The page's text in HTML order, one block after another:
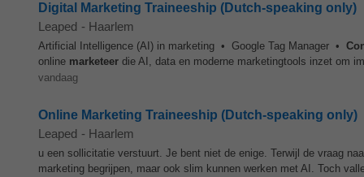
Digital Marketing Traineeship (Dutch-speaking only)
Leaped - Haarlem
Artificial Intelligence (AI) in marketing • Google Tag Manager •
online marketeer die AI, data en moderne marketingtools inzet om
vandaag
Online Marketing Traineeship (Dutch-speaking only)
Leaped - Haarlem
u een sollicitatie verstuurt. Je bent niet de enige. Terwijl de vraag
marketing begrijpen, maar ook slim kunnen werken met AI. Toch